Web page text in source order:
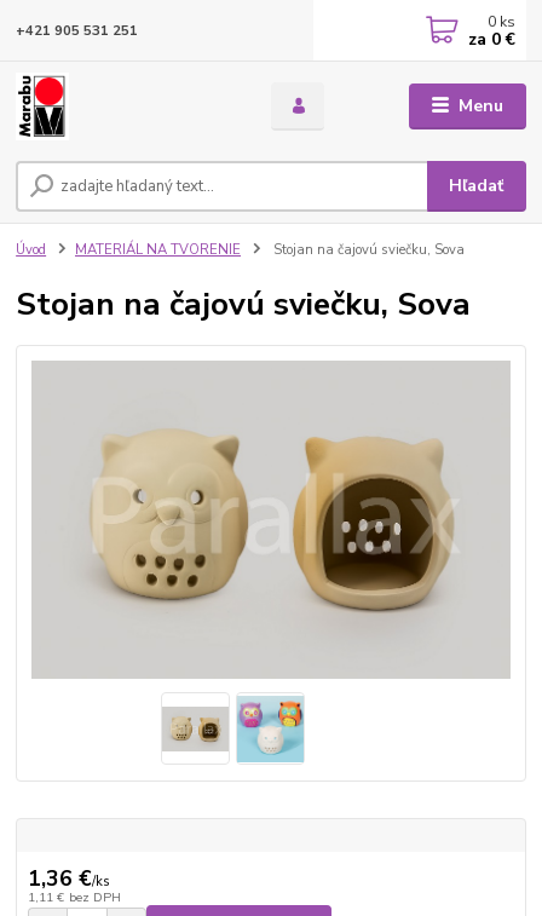
Menu
Hľadať
+421 905 531 251 0 ks
za 0 €
Úvod MATERIÁL NA TVORENIE Stojan na čajovú sviečku, Sova
Stojan na čajovú sviečku, Sova
1,36 €/ks
1,11 € bez DPH